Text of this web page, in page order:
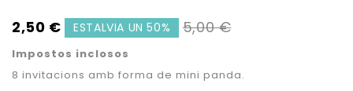
2,50 €
ESTALVIA UN 50% 5,00 €
Impostos inclosos
8 invitacions amb forma de mini panda.